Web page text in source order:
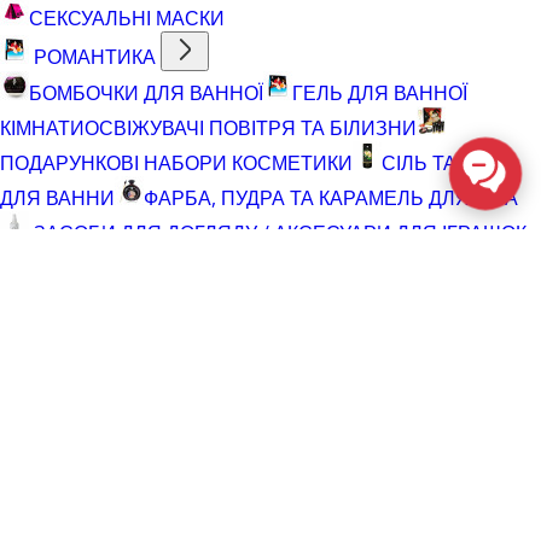
СЕКСУАЛЬНІ МАСКИ
РОМАНТИКА
БОМБОЧКИ ДЛЯ ВАННОЇ
ГЕЛЬ ДЛЯ ВАННОЇ
КІМНАТИОСВІЖУВАЧІ ПОВІТРЯ ТА БІЛИЗНИ
ПОДАРУНКОВІ НАБОРИ КОСМЕТИКИ
СІЛЬ ТА ПІНА
ДЛЯ ВАННИ
ФАРБА, ПУДРА ТА КАРАМЕЛЬ ДЛЯ ТІЛА
ЗАСОБИ ДЛЯ ДОГЛЯДУ / АКСЕСУАРИ ДЛЯ ІГРАШОК